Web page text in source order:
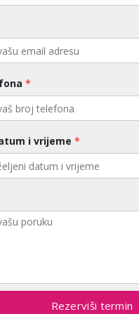
*
i vrijeme *
Rezerviši termin